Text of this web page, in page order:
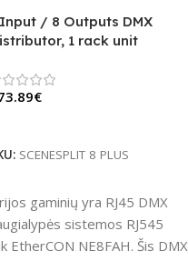
/ 8 Outputs DMX
1 rack unit
€
SCENESPLIT 8 PLUS
gaminių yra RJ45 DMX
sistemos RJ545
NE8FAH. Šis DMX